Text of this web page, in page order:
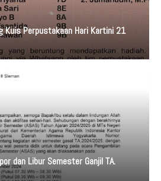
Kuis Perpustakaan Hari Kartini 21
dan Libur Semester Ganjil TA.